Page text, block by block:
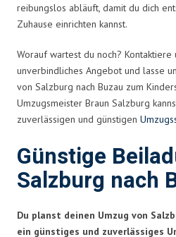
reibungslos abläuft, damit du dich
Zuhause einrichten kannst.
Worauf wartest du noch? Kontaktiere
unverbindliches Angebot und lasse
von Salzburg nach Buzau zum
Umzugsmeister Braun Salzburg
zuverlässigen und günstigen
Günstige
Salzburg nach
Du planst deinen Umzug von
ein günstiges und zuverlässiges